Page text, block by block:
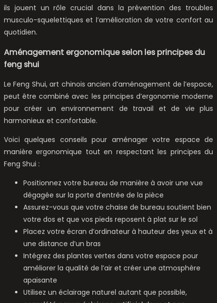
ils jouent un rôle crucial dans la prévention des troubles
musculo-squelettiques et l’amélioration de votre confort au
quotidien.
Aménagement ergonomique selon les principes du
feng shui
Le Feng Shui, art chinois ancien d’aménagement de l’espace,
peut être combiné avec les principes d’ergonomie moderne
pour créer un environnement de travail et de vie plus
harmonieux et confortable.
Voici quelques conseils pour aménager votre espace de
manière ergonomique tout en respectant les principes du
Feng Shui :
Positionnez votre bureau de manière à avoir une vue
dégagée sur la porte d’entrée de la pièce
Assurez-vous que votre chaise de bureau soutient bien
votre dos et que vos pieds reposent à plat sur le sol
Placez votre écran d’ordinateur à hauteur des yeux et à
une distance d’un bras
Intégrez des plantes vertes dans votre espace pour
améliorer la qualité de l’air et créer une atmosphère
apaisante
Utilisez un éclairage naturel autant que possible,